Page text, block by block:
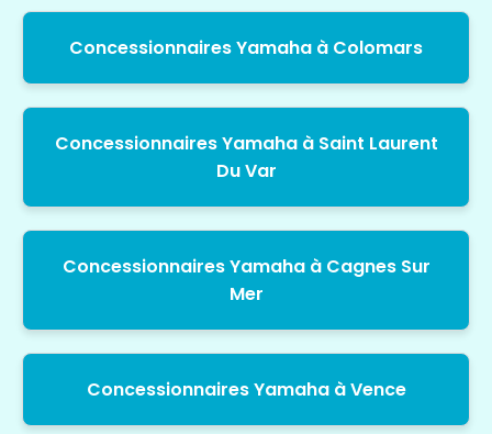
Concessionnaires Yamaha à Colomars
Concessionnaires Yamaha à Saint Laurent
Du Var
Concessionnaires Yamaha à Cagnes Sur
Mer
Concessionnaires Yamaha à Vence